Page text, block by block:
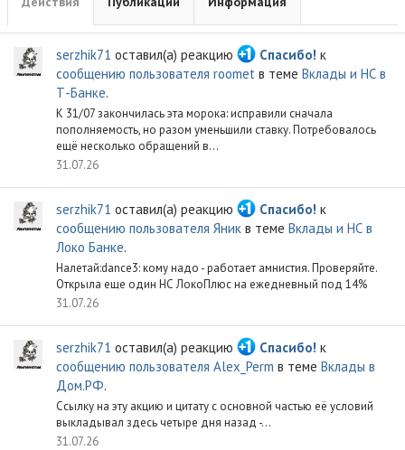
serzhik71 оставил(а) реакцию Спасибо! к
сообщению пользователя roomet в теме Вклады и НС в
Т-Банке.
К 31/07 закончилась эта морока: исправили сначала
пополняемость, но разом уменьшили ставку. Потребовалось
ещё несколько обращений в...
31.07.26
serzhik71 оставил(а) реакцию Спасибо! к
сообщению пользователя Яник в теме Вклады и НС в
Локо Банке.
Налетай:dance3: кому надо - работает амнистия. Проверяйте.
Открыла еще один НС ЛокоПлюс на ежедневный под 14%
31.07.26
serzhik71 оставил(а) реакцию Спасибо! к
сообщению пользователя Alex_Perm в теме Вклады в
Дом.РФ.
Ссылку на эту акцию и цитату с основной частью её условий
выкладывал здесь четыре дня назад -...
31.07.26